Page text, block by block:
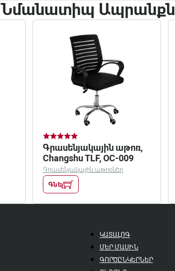
Նմանատիպ
Գրասենյակային աթոռ,
Changshu TLF, OC-009
Գրասենյակային աթոռներ
Գնել
ԿԱՏԱԼՈԳ
ՄԵՐ ՄԱՍԻՆ
ԳՈՐԾԸՆԿԵՐՆԵՐ